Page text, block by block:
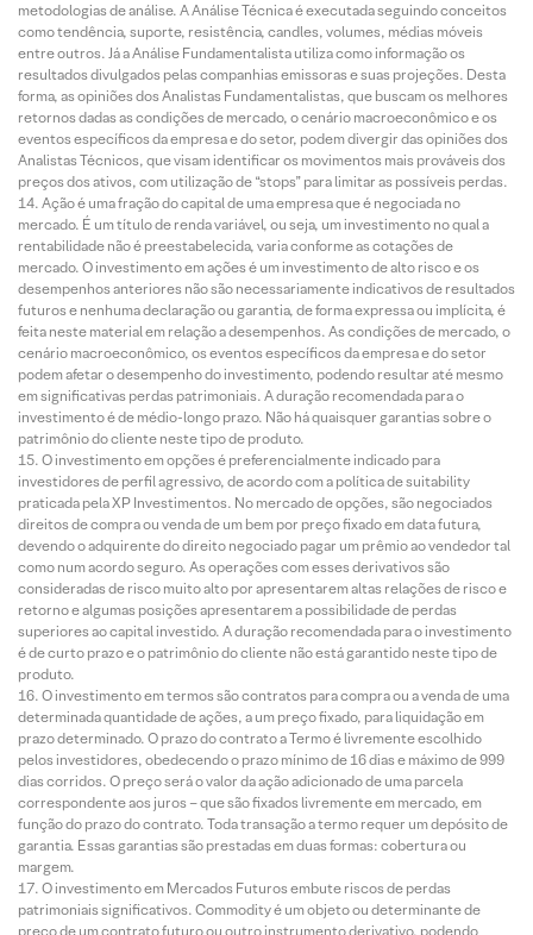
metodologias de análise. A Análise Técnica é executada seguindo conceitos
como tendência, suporte, resistência, candles, volumes, médias móveis
entre outros. Já a Análise Fundamentalista utiliza como informação os
resultados divulgados pelas companhias emissoras e suas projeções. Desta
forma, as opiniões dos Analistas Fundamentalistas, que buscam os melhores
retornos dadas as condições de mercado, o cenário macroeconômico e os
eventos específicos da empresa e do setor, podem divergir das opiniões dos
Analistas Técnicos, que visam identificar os movimentos mais prováveis dos
preços dos ativos, com utilização de “stops” para limitar as possíveis perdas.
Ação é uma fração do capital de uma empresa que é negociada no
mercado. É um título de renda variável, ou seja, um investimento no qual a
rentabilidade não é preestabelecida, varia conforme as cotações de
mercado. O investimento em ações é um investimento de alto risco e os
desempenhos anteriores não são necessariamente indicativos de resultados
futuros e nenhuma declaração ou garantia, de forma expressa ou implícita, é
feita neste material em relação a desempenhos. As condições de mercado, o
cenário macroeconômico, os eventos específicos da empresa e do setor
podem afetar o desempenho do investimento, podendo resultar até mesmo
em significativas perdas patrimoniais. A duração recomendada para o
investimento é de médio-longo prazo. Não há quaisquer garantias sobre o
patrimônio do cliente neste tipo de produto.
O investimento em opções é preferencialmente indicado para
investidores de perfil agressivo, de acordo com a política de suitability
praticada pela XP Investimentos. No mercado de opções, são negociados
direitos de compra ou venda de um bem por preço fixado em data futura,
devendo o adquirente do direito negociado pagar um prêmio ao vendedor tal
como num acordo seguro. As operações com esses derivativos são
consideradas de risco muito alto por apresentarem altas relações de risco e
retorno e algumas posições apresentarem a possibilidade de perdas
superiores ao capital investido. A duração recomendada para o investimento
é de curto prazo e o patrimônio do cliente não está garantido neste tipo de
produto.
O investimento em termos são contratos para compra ou a venda de uma
determinada quantidade de ações, a um preço fixado, para liquidação em
prazo determinado. O prazo do contrato a Termo é livremente escolhido
pelos investidores, obedecendo o prazo mínimo de 16 dias e máximo de 999
dias corridos. O preço será o valor da ação adicionado de uma parcela
correspondente aos juros – que são fixados livremente em mercado, em
função do prazo do contrato. Toda transação a termo requer um depósito de
garantia. Essas garantias são prestadas em duas formas: cobertura ou
margem.
O investimento em Mercados Futuros embute riscos de perdas
patrimoniais significativos. Commodity é um objeto ou determinante de
preço de um contrato futuro ou outro instrumento derivativo, podendo